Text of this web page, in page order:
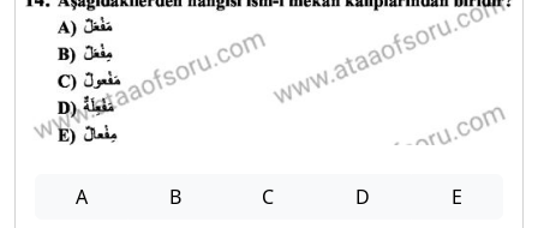
A B C D E